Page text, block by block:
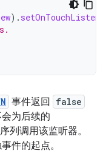
).
事件返回 false
为后续的
列调用该监听器。
件的起点。